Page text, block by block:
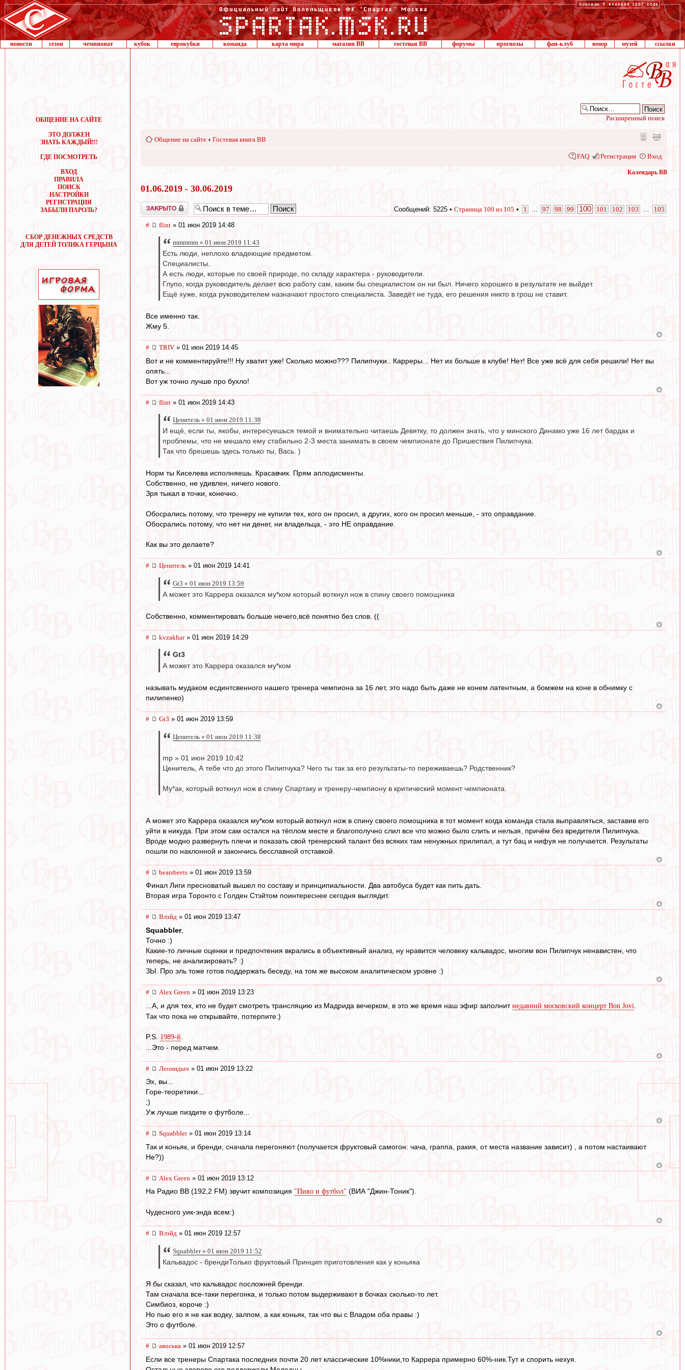
новости сезон чемпионат кубок еврокубки команда карта мира магазин ВВ гостевая ВВ форумы прогнозы фан-клуб юмор музей ссылки
ОБЩЕНИЕ НА САЙТЕ
ЭТО ДОЛЖЕН
ЗНАТЬ КАЖДЫЙ!!!
ГДЕ ПОСМОТРЕТЬ
ВХОД
ПРАВИЛА
ПОИСК
НАСТРОЙКИ
РЕГИСТРАЦИЯ
ЗАБЫЛИ ПАРОЛЬ?
СБОР ДЕНЕЖНЫХ СРЕДСТВ
ДЛЯ ДЕТЕЙ ТОЛИКА ГЕРЦЫНА
Расширенный поиск
Общение на сайте ‹ Гостевая книга ВВ
FAQ Регистрация Вход
Календарь ВВ
01.06.2019 - 30.06.2019
Закрыто Сообщений: 5225 • Страница 100 из 105 • 1 97 98 99 100 101 102 103 105
# flint » 01 июн 2019 14:48
mmmmm » 01 июн 2019 11:43
Есть люди, неплохо владеющие предметом.
Специалисты.
А есть люди, которые по своей природе, по складу характера - руководители.
Глупо, когда руководитель делает всю работу сам, каким бы специалистом он ни был. Ничего хорошего в результате не выйдет.
Ещё хуже, когда руководителем назначают простого специалиста. Заведёт не туда, его решения никто в грош не ставит.
Все именно так.
Жму 5.
# TRIV » 01 июн 2019 14:45
Вот и не комментируйте!!! Ну хватит уже! Сколько можно??? Пилипчуки.. Карреры... Нет их больше в клубе! Нет! Все уже всё для себя решили! Нет вы
опять...
Вот уж точно лучше про бухло!
# flint » 01 июн 2019 14:43
Ценитель » 01 июн 2019 11:38
И ещё, если ты, якобы, интересуешься темой и внимательно читаешь Девятку, то должен знать, что у минского Динамо уже 16 лет бардак и
проблемы, что не мешало ему стабильно 2-3 места занимать в своем чемпионате до Пришествия Пилипчука.
Так что брешешь здесь только ты, Вась. )
Норм ты Киселева исполняешь. Красавчик. Прям аплодисменты.
Собственно, не удивлен, ничего нового.
Зря тыкал в точки, конечно.
Обосрались потому, что тренеру не купили тех, кого он просил, а других, кого он просил меньше, - это оправдание.
Обосрались потому, что нет ни денег, ни владельца, - это НЕ оправдание.
Как вы это делаете?
# Ценитель » 01 июн 2019 14:41
Gt3 » 01 июн 2019 13:59
А может это Каррера оказался му*ком который воткнул нож в спину своего помощника
Собственно, комментировать больше нечего,всё понятно без слов. ((
# kvzakhar» 01 июн 2019 14:29
Gt3
А может это Каррера оказался му*ком
называть мудаком есдинтсвенного нашего тренера чемпиона за 16 лет, это надо быть даже не конем латентным, а бомжем на коне в обнимку с
пилипенко)
# Gt3 » 01 июн 2019 13:59
Ценитель » 01 июн 2019 11:38
mp » 01 июн 2019 10:42
Ценитель, А тебе что до этого Пилипчука? Чего ты так за его результаты-то переживаешь? Родственник?
Му*ак, который воткнул нож в спину Спартаку и тренеру-чемпиону в критический момент чемпионата.
А может это Каррера оказался му*ком который воткнул нож в спину своего помощника в тот момент когда команда стала выправляться, заставив его
уйти в никуда. При этом сам остался на тёплом месте и благополучно слил все что можно было слить и нельзя, причём без вредителя Пилипчука.
Вроде модно развернуть плечи и показать свой тренерский талант без всяких там ненужных прилипал, а тут бац и нифуя не получается. Результаты
пошли по наклонной и закончись бесславной отставкой.
# bearsbeets » 01 июн 2019 13:59
Финал Лиги пресноватый вышел по составу и принципиальности. Два автобуса будет как пить дать.
Вторая игра Торонто с Голден Стэйтом поинтереснее сегодня выглядит.
# Влэйд » 01 июн 2019 13:47
Squabbler,
Точно :)
Какие-то личные оценки и предпочтения вкрались в объективный анализ, ну нравится человеку кальвадос, многим вон Пилипчук ненавистен, что
теперь, не анализировать? :)
ЗЫ. Про эль тоже готов поддержать беседу, на том же высоком аналитическом уровне :)
# Alex Green » 01 июн 2019 13:23
...А, и для тех, кто не будет смотреть трансляцию из Мадрида вечерком, в это же время наш эфир заполнит недавний московский концерт Bon Jovi
Так что пока не открывайте, потерпите:)
P.S. 1989-й
...Это - перед матчем.
# Леонидыч » 01 июн 2019 13:22
Эх, вы...
Горе-теоретики...
;)
Уж лучше пиздите о футболе...
# Squabbler» 01 июн 2019 13:14
Так и коньяк, и бренди, сначала перегоняют (получается фруктовый самогон: чача, граппа, ракия, от места название зависит) , а потом настаивают
Не?))
# Alex Green » 01 июн 2019 13:12
На Радио ВВ (192,2 FM) звучит композиция "Пиво и футбол" (ВИА "Джин-Тоник").
Чудесного уик-энда всем:)
# Влэйд » 01 июн 2019 12:57
Squabbler » 01 июн 2019 11:52
Кальвадос - брендиТолько фруктовый Принцип приготовления как у коньяка
Я бы сказал, что кальвадос посложней бренди.
Там сначала все-таки перегонка, и только потом выдерживают в бочках сколько-то лет.
Симбиоз, короче :)
Но пью его я не как водку, залпом, а как коньяк, так что вы с Владом оба правы :)
Это о футболе.
# авоська » 01 июн 2019 12:57
Если все тренеры Спартака последних почти 20 лет классические 10%ники,то Каррера примерно 60%-ник.Тут и спорить нехуя.